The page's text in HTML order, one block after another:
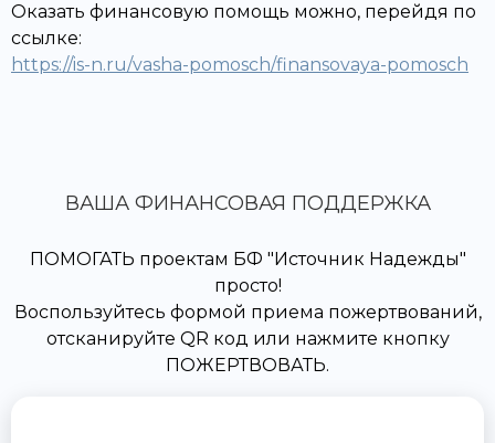
Оказать финансовую помощь можно, перейдя по
ссылке:
https://is-n.ru/vasha-pomosch/finansovaya-pomosch
ВАША ФИНАНСОВАЯ ПОДДЕРЖКА
ПОМОГАТЬ проектам БФ "Источник Надежды"
просто!
Воспользуйтесь формой приема пожертвований,
отсканируйте QR код или нажмите кнопку
ПОЖЕРТВОВАТЬ.